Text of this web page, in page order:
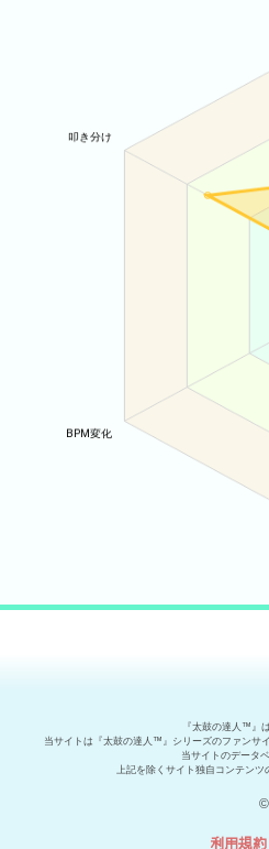
『太鼓の達人™』
当サイトは『太鼓の達人™』シリーズのファンサ
当サイトのデータ
上記を除くサイト独自コンテンツ
利用規約